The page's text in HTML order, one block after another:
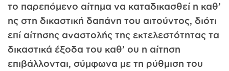
το παρεπόμενο αίτημα να καταδικασθεί η καθ’
ης στη δικαστική δαπάνη του αιτούντος, διότι
επί αίτησης αναστολής της εκτελεστότητας τα
δικαστικά έξοδα του καθ’ ου η αίτηση
επιβάλλονται, σύμφωνα με τη ρύθμιση του